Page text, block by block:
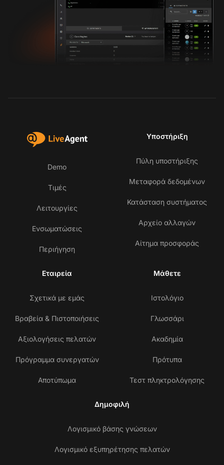
Demo
Τιμές
Λειτουργίες
Ενσωματώσεις
Περιήγηση
Υποστήριξη
Πύλη υποστήριξης
Μεταφορά δεδομένων
Κατάσταση συστήματος
Αρχείο αλλαγών
Αίτημα προσφοράς
Εταιρεία
Σχετικά με εμάς
Βραβεία & Πιστοποιήσεις
Αξιολογήσεις πελατών
Πρόγραμμα συνεργατών
Αποτύπωμα
Μάθετε
Ιστολόγιο
Γλωσσάρι
Ακαδημία
Πρότυπα
Τεστ πληκτρολόγησης
Δημοφιλή
Λογισμικό βάσης γνώσεων
Λογισμικό εξυπηρέτησης πελατών